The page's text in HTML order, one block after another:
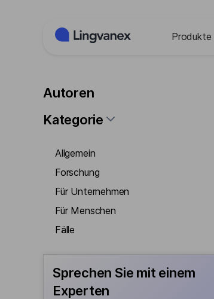
Produkte
Autoren
Kategorie
Allgemein
Forschung
Für Unternehmen
Für Menschen
Fälle
Sprechen Sie mit einem
Experten